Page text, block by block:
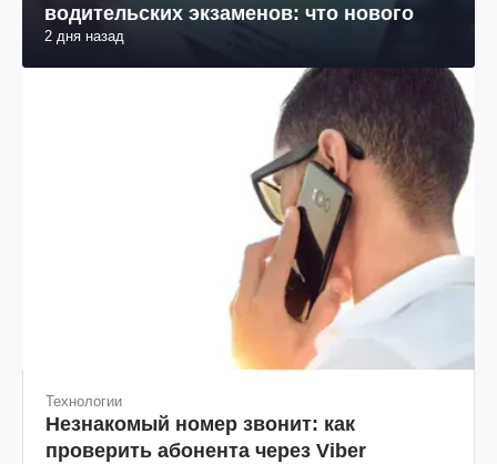
водительских экзаменов: что нового
2 дня назад
Технологии
Незнакомый номер звонит: как
проверить абонента через Viber